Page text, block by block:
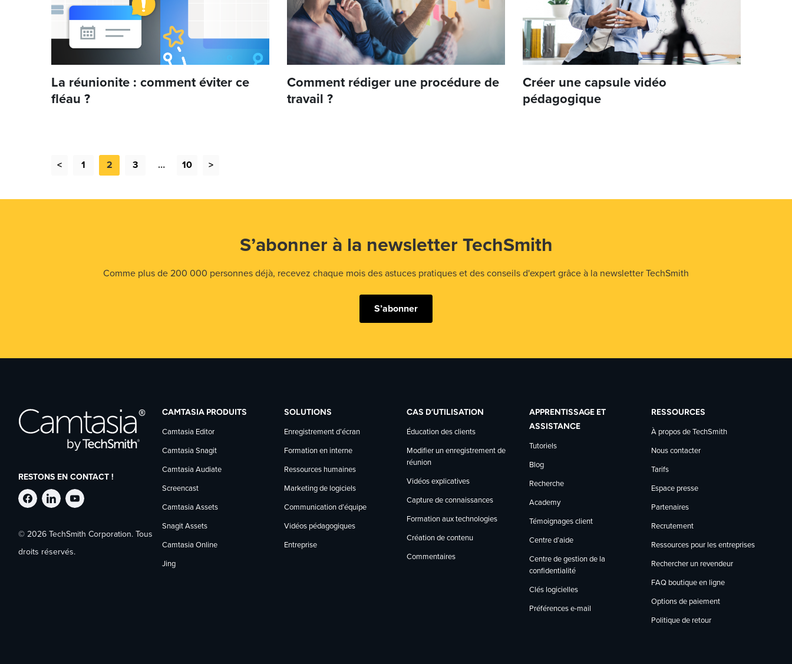
La réunionite : comment éviter ce
fléau ?
Comment rédiger une procédure de
travail ?
Créer une capsule vidéo
pédagogique
< 1 2 3 … 10 >
S’abonner à la newsletter TechSmith
Comme plus de 200 000 personnes déjà, recevez chaque mois des astuces pratiques et des conseils d'expert grâce à la newsletter TechSmith
S’abonner
RESTONS EN CONTACT !
Suivre
TechSmith
Suivre
TechSmith
Suivre
TechSmith
© 2026 TechSmith Corporation. Tous
droits réservés.
CAMTASIA PRODUITS
Camtasia Editor
Camtasia Snagit
Camtasia Audiate
Screencast
Camtasia Assets
Snagit Assets
Camtasia Online
Jing
SOLUTIONS
Enregistrement d’écran
Formation en interne
Ressources humaines
Marketing de logiciels
Communication d’équipe
Vidéos pédagogiques
Entreprise
CAS D’UTILISATION
Éducation des clients
Modifier un enregistrement de
réunion
Vidéos explicatives
Capture de connaissances
Formation aux technologies
Création de contenu
Commentaires
APPRENTISSAGE ET
ASSISTANCE
Tutoriels
Blog
Recherche
Academy
Témoignages client
Centre d’aide
Centre de gestion de la
confidentialité
Clés logicielles
Préférences e-mail
RESSOURCES
À propos de TechSmith
Nous contacter
Tarifs
Espace presse
Partenaires
Recrutement
Ressources pour les entreprises
Rechercher un revendeur
FAQ boutique en ligne
Options de paiement
Politique de retour